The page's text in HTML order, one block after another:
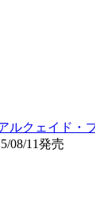
ルクェイド
08/11発売